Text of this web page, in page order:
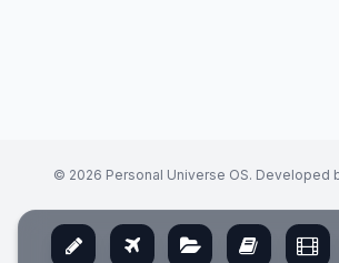
© 2026 Personal Universe OS. Developed